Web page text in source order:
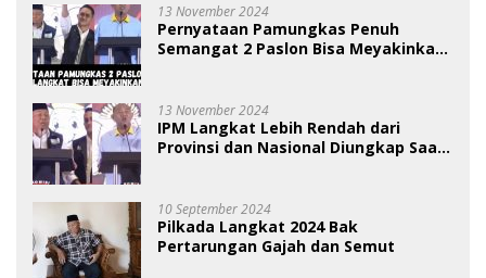
13 November 2024
Pernyataan Pamungkas Penuh
Semangat 2 Paslon Bisa Meyakinkan
13 November 2024
IPM Langkat Lebih Rendah dari
Provinsi dan Nasional Diungkap Saat
10 September 2024
Pilkada Langkat 2024 Bak
Pertarungan Gajah dan Semut